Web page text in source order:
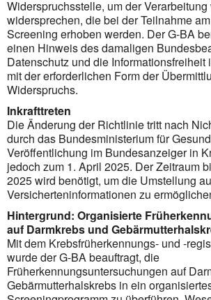
Widerspruchsstelle, um der
widersprechen, die bei der Teilnahme
Screening erhoben werden. Der G-BA
einen Hinweis des damaligen
Datenschutz und die Informationsfreiheit
mit der erforderlichen Form der
Widerspruchs.
Inkrafttreten
Die Änderung der Richtlinie tritt nach
durch das Bundesministerium für
Veröffentlichung im Bundesanzeiger in
jedoch zum 1. April 2025. Der Zeitraum
2025 wird benötigt, um die Umstellung
Versicherteninformationen zu
Hintergrund: Organisierte
auf Darmkrebs und
Mit dem Krebsfrüherkennungs- und -
wurde der G-BA beauftragt, die
Früherkennungsuntersuchungen auf
Gebärmutterhalskrebs in ein